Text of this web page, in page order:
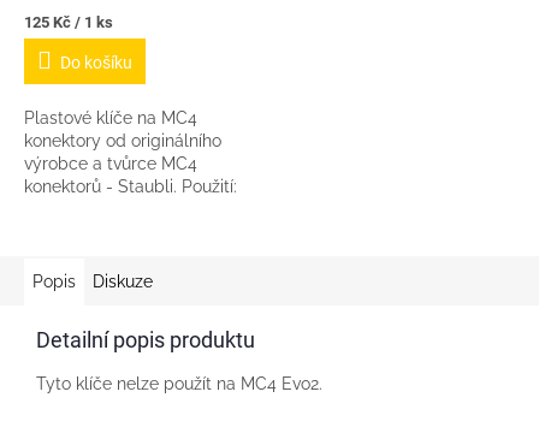
Měrná
cena:
125 Kč / 1 ks
Do košíku
Plastové klíče na MC4
konektory od originálního
výrobce a tvůrce MC4
konektorů - Staubli. Použití:
Popis
Diskuze
Detailní popis produktu
Tyto klíče nelze použít na MC4 Evo2.